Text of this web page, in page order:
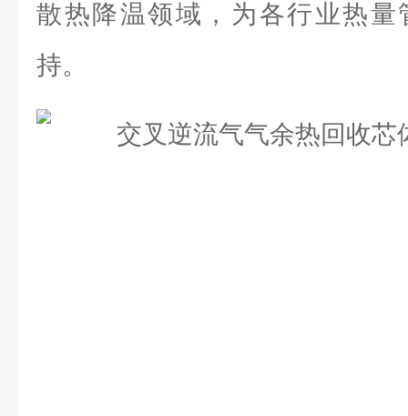
散热降温领域，为各行业热量
持。